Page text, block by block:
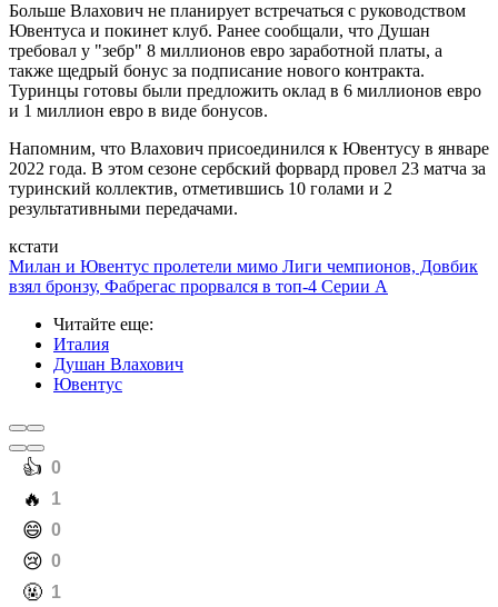
Больше Влахович не планирует встречаться с руководством
Ювентуса и покинет клуб. Ранее сообщали, что Душан
требовал у "зебр" 8 миллионов евро заработной платы, а
также щедрый бонус за подписание нового контракта.
Туринцы готовы были предложить оклад в 6 миллионов евро
и 1 миллион евро в виде бонусов.
Напомним, что Влахович присоединился к Ювентусу в январе
2022 года. В этом сезоне сербский форвард провел 23 матча за
туринский коллектив, отметившись 10 голами и 2
результативными передачами.
кстати
Милан и Ювентус пролетели мимо Лиги чемпионов, Довбик
взял бронзу, Фабрегас прорвался в топ-4 Серии А
Читайте еще:
Италия
Душан Влахович
Ювентус
️👍 0
️🔥 1
️😄 0
️😢 0
️🤬 1